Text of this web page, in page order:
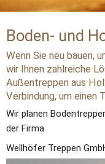
Boden- und
Wenn Sie neu bauen,
wir Ihnen zahlreiche
Außentreppen aus
Verbindung, um einen
Wir planen
der Firma
Wellhöfer Treppen